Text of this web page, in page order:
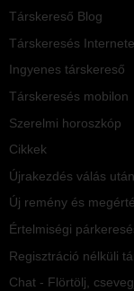
Társkereső Blog
Társkeresés
Ingyenes társkereső
Társkeresés mobilon
Szerelmi horoszkóp
Cikkek
Újrakezdés válás után
Új remény és
Értelmiségi
Regisztráció nélküli
Chat - Flörtölj,